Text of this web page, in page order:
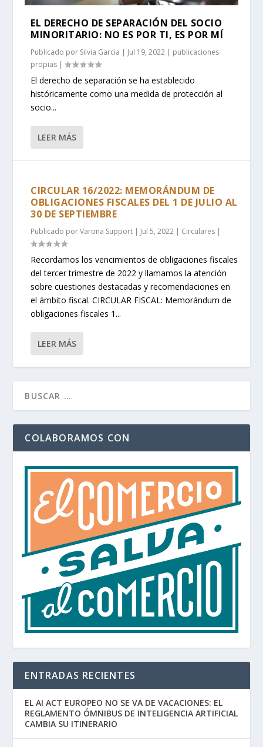
EL DERECHO DE SEPARACIÓN DEL SOCIO
MINORITARIO: NO ES POR TI, ES POR MÍ
Publicado por Silvia Garcia | Jul 19, 2022 | publicaciones
propias |
El derecho de separación se ha establecido
históricamente como una medida de protección al
socio...
LEER MÁS
CIRCULAR 16/2022: MEMORÁNDUM DE
OBLIGACIONES FISCALES DEL 1 DE JULIO AL
30 DE SEPTIEMBRE
Publicado porVarona Support | Jul 5, 2022 | Circulares |
Recordamos los vencimientos de obligaciones fiscales
del tercer trimestre de 2022 y llamamos la atención
sobre cuestiones destacadas y recomendaciones en
el ámbito fiscal. CIRCULAR FISCAL: Memorándum de
obligaciones fiscales 1...
LEER MÁS
COLABORAMOS CON
ENTRADAS RECIENTES
EL AI ACT EUROPEO NO SE VA DE VACACIONES: EL
REGLAMENTO ÓMNIBUS DE INTELIGENCIA ARTIFICIAL
CAMBIA SU ITINERARIO